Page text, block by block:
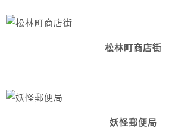
松林町商店街
妖怪郵便局